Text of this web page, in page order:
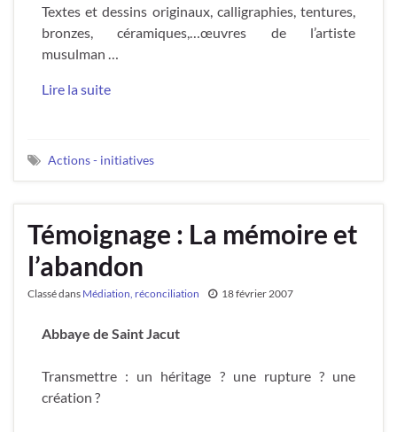
Textes et dessins originaux, calligraphies, tentures,
bronzes, céramiques,…œuvres de l’artiste
musulman …
Lire la suite
Actions - initiatives
Témoignage : La mémoire et
l’abandon
Classé dans Médiation, réconciliation 18 février 2007
Abbaye de Saint Jacut
Transmettre : un héritage ? une rupture ? une
création ?